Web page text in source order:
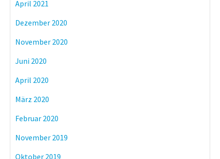
April 2021
Dezember 2020
November 2020
Juni 2020
April 2020
März 2020
Februar 2020
November 2019
Oktober 2019